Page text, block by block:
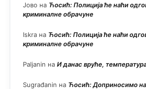
Јово на Ћосић: Полиција ће наћи
криминалне обрачуне
Iskra на Ћосић: Полиција ће наћи
криминалне обрачуне
Paljanin на И данас вруће,
Sugrađanin на Ћосић: Доприносимо